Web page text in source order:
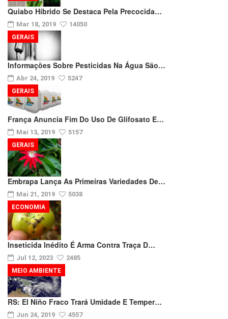
Quiabo Híbrido Se Destaca Pela Precocida…
Mar 18, 2019 14050
Informações Sobre Pesticidas Na Água São…
Abr 24, 2019 5247
GERAIS
França Anuncia Fim Do Uso De Glifosato E…
Mai 13, 2019 5157
GERAIS
Embrapa Lança As Primeiras Variedades De…
Mai 21, 2019 5038
GERAIS
Inseticida Inédito É Arma Contra Traça D…
Jul 12, 2023 2485
ECONOMIA
RS: El Niño Fraco Trará Umidade E Temper…
Jun 24, 2019 4557
MEIO AMBIENTE